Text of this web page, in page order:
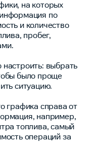
на которых
по
и количество
пробег,
выбрать
было проще
ситуацию.
графика справа от
например,
топлива, самый
операций за